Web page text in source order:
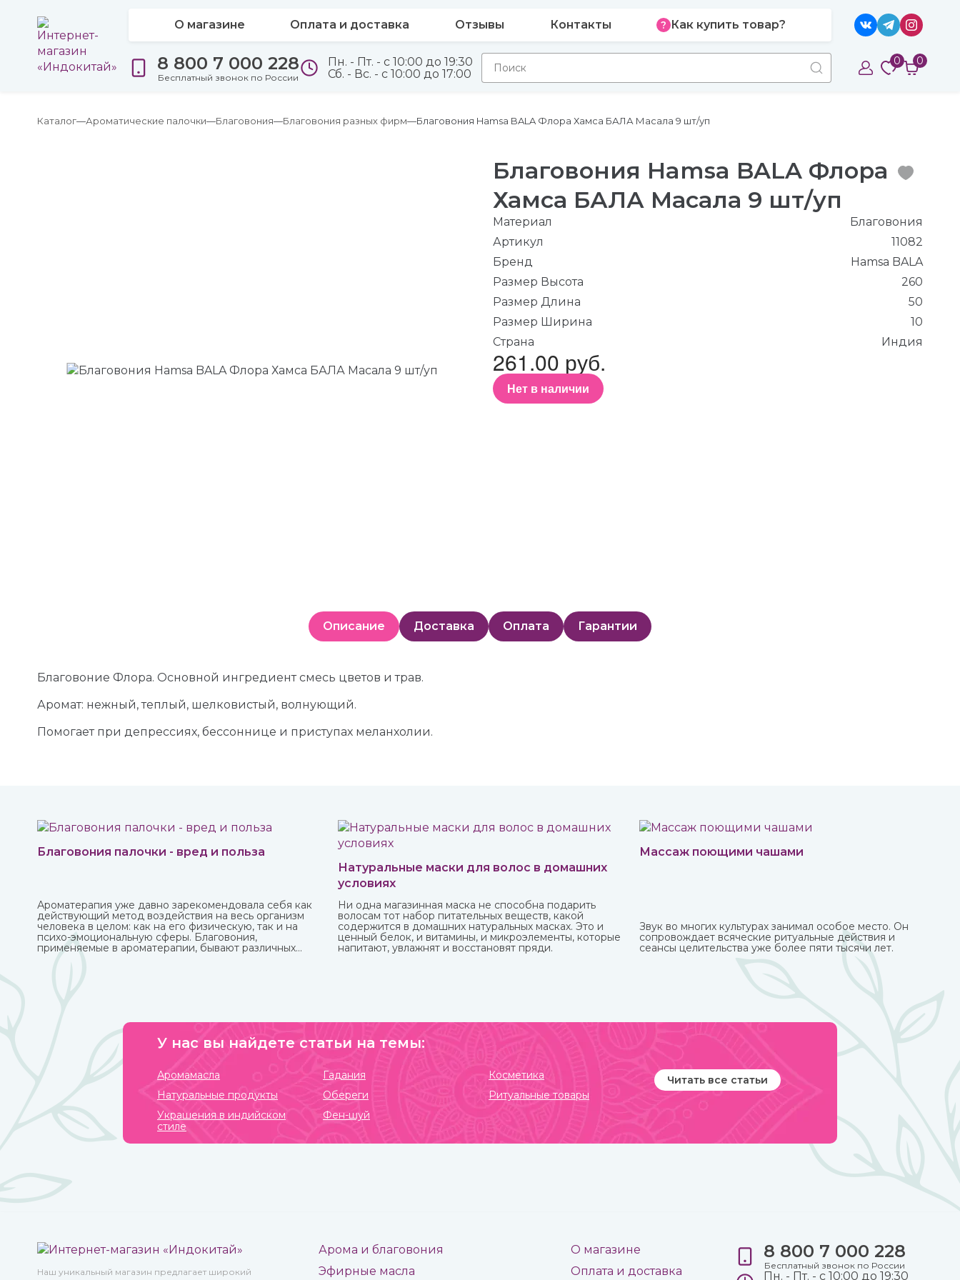
О магазине Оплата и доставка Отзывы Контакты Как купить товар?
8 800 7 000 228
Бесплатный звонок по России
Пн. - Пт. - с 10:00 до 19:30
Сб. - Вс. - с 10:00 до 17:00
0 0
Каталог Ароматические палочки Благовония Благовония разных фирм Благовония Hamsa BALA Флора Хамса БАЛА Масала 9 шт/уп
Благовония Hamsa BALA Флора
Хамса БАЛА Масала 9 шт/уп
Материал
Благовония
Артикул
11082
Бренд
Hamsa BALA
Размер Высота
260
Размер Длина
50
Размер Ширина
10
Страна
Индия
261.00 руб.
Нет в наличии
Описание Доставка Оплата Гарантии
Благовоние Флора. Основной ингредиент смесь цветов и трав.
Аромат: нежный, теплый, шелковистый, волнующий.
Помогает при депрессиях, бессоннице и приступах меланхолии.
Благовония палочки - вред и польза
Ароматерапия уже давно зарекомендовала себя как
действующий метод воздействия на весь организм
человека в целом: как на его физическую, так и на
психо-эмоциональную сферы. Благовония,
применяемые в ароматерапии, бывают различных
форм и имеют разные составы. Наибольшую
популярность приобрели благовония палочки за свою
простоту использования и высокое качество при
весьма приемлемой стоимости.
Натуральные маски для волос в домашних
условиях
Ни одна магазинная маска не способна подарить
волосам тот набор питательных веществ, какой
содержится в домашних натуральных масках. Это и
ценный белок, и витамины, и микроэлементы, которые
напитают, увлажнят и восстановят пряди.
Массаж поющими чашами
Звук во многих культурах занимал особое место. Он
сопровождает всяческие ритуальные действия и
сеансы целительства уже более пяти тысячи лет.
У нас вы найдете статьи на темы:
Аромамасла Гадания
Косметика
Натуральные продукты
Обереги
Ритуальные товары
Украшения в индийском
стиле
Фен-шуй
Читать все статьи
Наш уникальный магазин предлагает широкий
Арома и благовония
Эфирные масла
О магазине
Оплата и доставка
8 800 7 000 228
Бесплатный звонок по России
Пн. - Пт. - с 10:00 до 19:30